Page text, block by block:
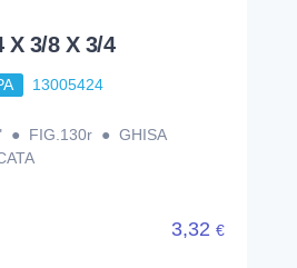
X 3/8 X 3/4
13005424
● FIG.130r ● GHISA
3,32 €